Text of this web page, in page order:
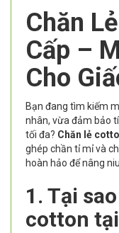
Chăn
Cấp –
Cho
Bạn đang tìm kiếm
nhân, vừa đảm bảo
tối đa? Chăn lẻ
ghép chần tỉ mỉ và
hoàn hảo để nâng
1. Tại
cotton